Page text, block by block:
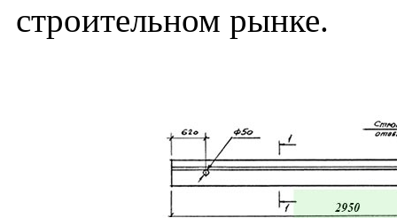
строительном рынке.